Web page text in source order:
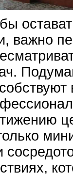
важно